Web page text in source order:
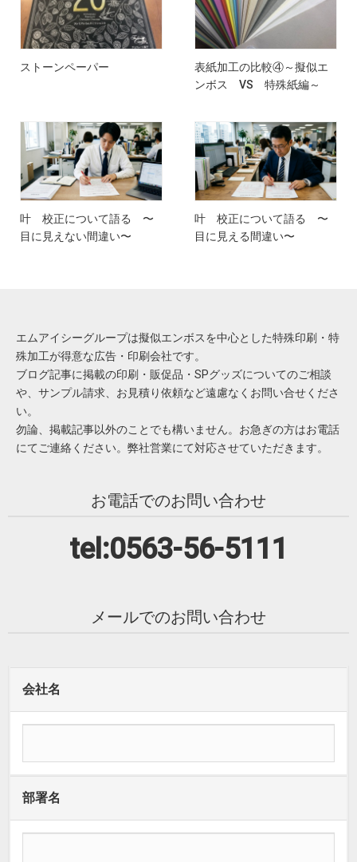
ストーンペーパー
表紙加工の比較④～擬似エ
ンボス VS 特殊紙編～
叶 校正について語る 〜
目に見えない間違い〜
叶 校正について語る 〜
目に見える間違い〜
エムアイシーグループは擬似エンボスを中心とした特殊印刷・特
殊加工が得意な広告・印刷会社です。
ブログ記事に掲載の印刷・販促品・SPグッズについてのご相談
や、サンプル請求、お見積り依頼など遠慮なくお問い合せくださ
い。
勿論、掲載記事以外のことでも構いません。お急ぎの方はお電話
にてご連絡ください。弊社営業にて対応させていただきます。
お電話でのお問い合わせ
tel:0563-56-5111
メールでのお問い合わせ
会社名
部署名